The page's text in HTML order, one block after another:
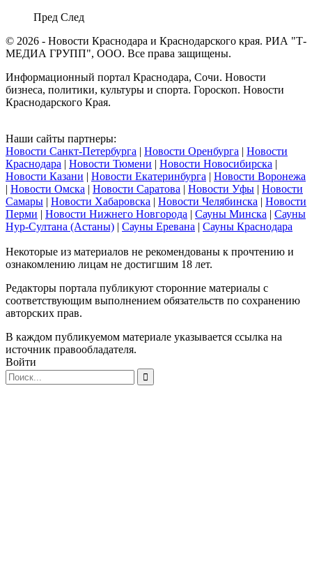
Пред След
© 2026 - Новости Краснодара и Краснодарского края. РИА "Т-
МЕДИА ГРУПП", ООО. Все права защищены.
Информационный портал Краснодара, Сочи. Новости
бизнеса, политики, культуры и спорта. Гороскоп. Новости
Краснодарского Края.
Наши сайты партнеры:
Новости Санкт-Петербурга | Новости Оренбурга | Новости
Краснодара | Новости Тюмени | Новости Новосибирска |
Новости Казани | Новости Екатеринбурга | Новости Воронежа
| Новости Омска | Новости Саратова | Новости Уфы | Новости
Самары | Новости Хабаровска | Новости Челябинска | Новости
Перми | Новости Нижнего Новгорода | Сауны Минска | Сауны
Нур-Султана (Астаны) | Сауны Еревана | Сауны Краснодара
Некоторые из материалов не рекомендованы к прочтению и
ознакомлению лицам не достигшим 18 лет.
Редакторы портала публикуют сторонние материалы с
соответствующим выполнением обязательств по сохранению
авторских прав.
В каждом публикуемом материале указывается ссылка на
источник правообладателя.
Войти